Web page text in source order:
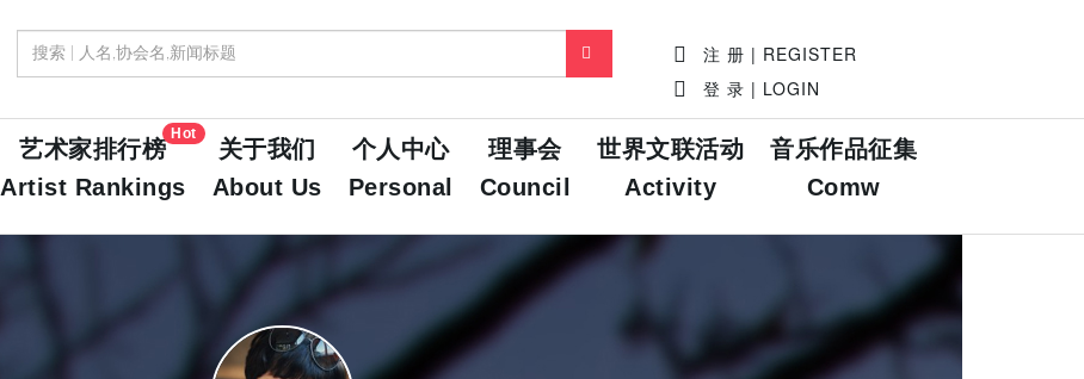
注 册 | REGISTER
登 录 | LOGIN
艺术家排行榜
Artist Rankings
Hot
关于我们
About Us
个人中心
Personal
理事会
Council
世界文联活动
Activity
音乐作品征集
Comw